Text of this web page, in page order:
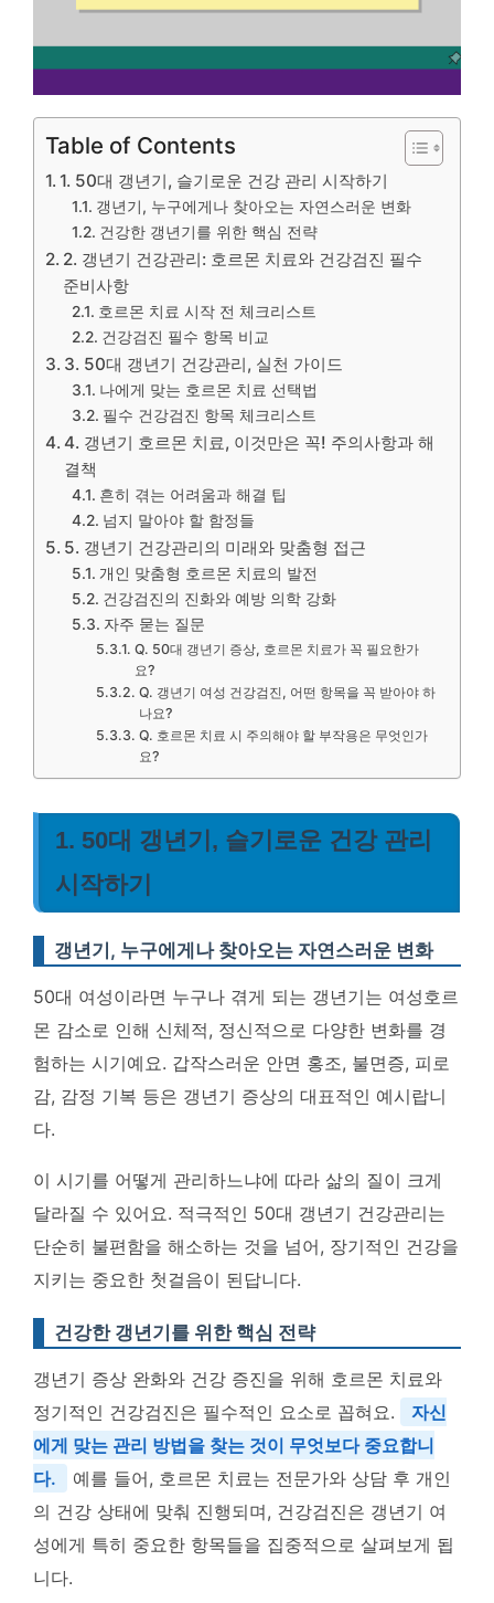
Table of Contents
1. 50대 갱년기, 슬기로운 건강 관리 시작하기
갱년기, 누구에게나 찾아오는 자연스러운 변화
건강한 갱년기를 위한 핵심 전략
2. 갱년기 건강관리: 호르몬 치료와 건강검진 필수
준비사항
호르몬 치료 시작 전 체크리스트
건강검진 필수 항목 비교
3. 50대 갱년기 건강관리, 실천 가이드
나에게 맞는 호르몬 치료 선택법
필수 건강검진 항목 체크리스트
4. 갱년기 호르몬 치료, 이것만은 꼭! 주의사항과 해
결책
흔히 겪는 어려움과 해결 팁
넘지 말아야 할 함정들
5. 갱년기 건강관리의 미래와 맞춤형 접근
개인 맞춤형 호르몬 치료의 발전
건강검진의 진화와 예방 의학 강화
자주 묻는 질문
Q. 50대 갱년기 증상, 호르몬 치료가 꼭 필요한가
요?
Q. 갱년기 여성 건강검진, 어떤 항목을 꼭 받아야 하
나요?
Q. 호르몬 치료 시 주의해야 할 부작용은 무엇인가
요?
1. 50대 갱년기, 슬기로운 건강 관리
시작하기
갱년기, 누구에게나 찾아오는 자연스러운 변화
50대 여성이라면 누구나 겪게 되는 갱년기는 여성호르
몬 감소로 인해 신체적, 정신적으로 다양한 변화를 경
험하는 시기예요. 갑작스러운 안면 홍조, 불면증, 피로
감, 감정 기복 등은 갱년기 증상의 대표적인 예시랍니
다.
이 시기를 어떻게 관리하느냐에 따라 삶의 질이 크게
달라질 수 있어요. 적극적인 50대 갱년기 건강관리는
단순히 불편함을 해소하는 것을 넘어, 장기적인 건강을
지키는 중요한 첫걸음이 된답니다.
건강한 갱년기를 위한 핵심 전략
갱년기 증상 완화와 건강 증진을 위해 호르몬 치료와
정기적인 건강검진은 필수적인 요소로 꼽혀요.
자신
에게 맞는 관리 방법을 찾는 것이 무엇보다 중요합니
다.
예를 들어, 호르몬 치료는 전문가와 상담 후 개인
의 건강 상태에 맞춰 진행되며, 건강검진은 갱년기 여
성에게 특히 중요한 항목들을 집중적으로 살펴보게 됩
니다.